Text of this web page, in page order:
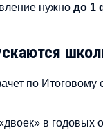
нужно до 1
по Итоговому
в годовых